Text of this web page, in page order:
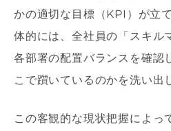
かの適切な目標（KPI）が立
体的には、全社員の「スキル
各部署の配置バランスを確認
こで躓いているのかを洗い出
この客観的な現状把握によっ